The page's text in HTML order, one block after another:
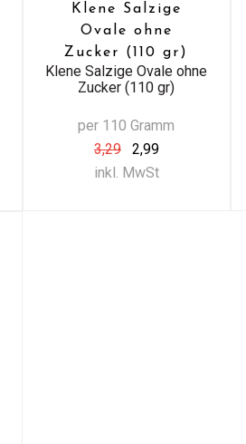
Klene Salzige
Ovale ohne
Zucker (110 gr)
Klene Salzige Ovale ohne
Zucker (110 gr)
per 110 Gramm
3,29
2,99
inkl. MwSt